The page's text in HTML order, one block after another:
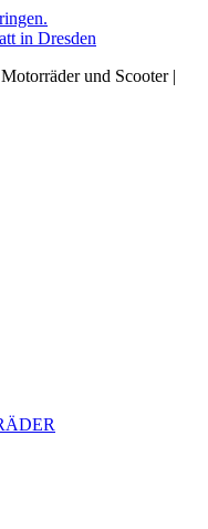
und Scooter |